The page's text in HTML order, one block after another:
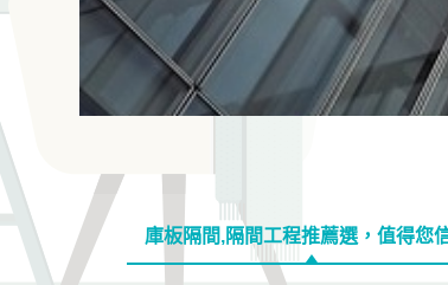
庫板隔間,隔間工程推薦選，值得您